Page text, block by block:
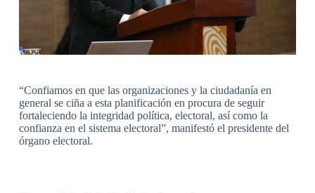
“Confiamos en que las organizaciones y la ciudadanía en
general se ciña a esta planificación en procura de seguir
fortaleciendo la integridad política, electoral, así como la
confianza en el sistema electoral”, manifestó el presidente del
órgano electoral.